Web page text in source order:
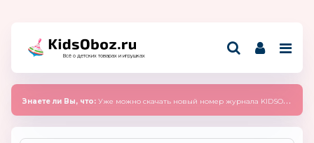
Всё о детских товарах и игрушках
Знаете ли Вы, что: Уже можно скачать новый номер журнала KIDSOBOZ 2025 (сентябрь)